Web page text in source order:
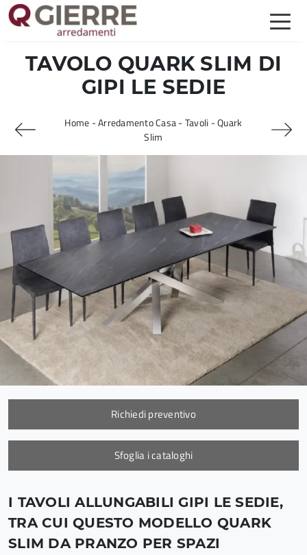
TAVOLO QUARK SLIM DI
GIPI LE SEDIE
Home -Arredamento Casa-Tavoli -Quark
Slim
Richiedi preventivo
Sfoglia i cataloghi
I TAVOLI ALLUNGABILI GIPI LE SEDIE,
TRA CUI QUESTO MODELLO QUARK
SLIM DA PRANZO PER SPAZI